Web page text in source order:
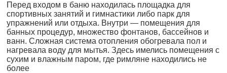
Перед входом в баню находилась площадка для
спортивных за­нятий и гимнастики либо парк для
упражнений или отдыха. Вну­три — помещения для
банных процедур, множество фонтанов, бассейнов и
ванн. Сложная система отопления обогревала пол и
нагревала воду для мытья. Здесь имелись помещения с
сухим и влажным паром, где римляне находились не
более